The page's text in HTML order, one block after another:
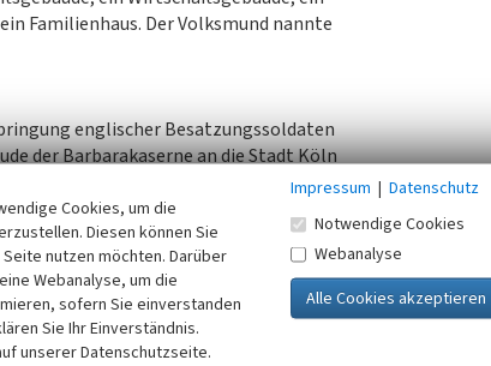
Familienhaus. Der Volksmund nannte
englischer Besatzungssoldaten
der Barbarakaserne an die Stadt Köln
später inflationsbedingte
zum Teil Werkstätten zur
Menschen in den
zwischen den beiden Kriegen
politischen Gruppierungen in
Cookies, um die
Diesen können Sie
nutzen möchten. Darüber
Webanalyse, um die
sofern Sie einverstanden
Sie Ihr Einverständnis.
unserer Datenschutzseite.
Impressum | Datenschutz
Notwendige Cookies
Webanalyse